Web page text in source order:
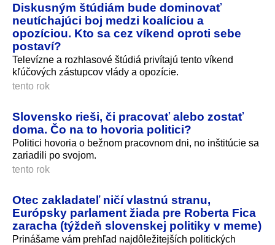
Diskusným štúdiám bude dominovať
neutíchajúci boj medzi koalíciou a
opozíciou. Kto sa cez víkend oproti sebe
postaví?
Televízne a rozhlasové štúdiá privítajú tento víkend
kľúčových zástupcov vlády a opozície.
tento rok
Slovensko rieši, či pracovať alebo zostať
doma. Čo na to hovoria politici?
Politici hovoria o bežnom pracovnom dni, no inštitúcie sa
zariadili po svojom.
tento rok
Otec zakladateľ ničí vlastnú stranu,
Európsky parlament žiada pre Roberta Fica
zaracha (týždeň slovenskej politiky v meme)
Prinášame vám prehľad najdôležitejších politických